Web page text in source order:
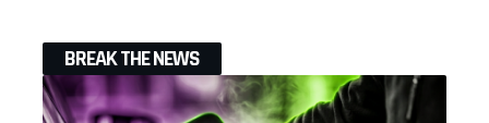
BREAK THE NEWS